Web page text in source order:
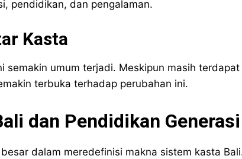
pendidikan, dan pengalaman.
Kasta
semakin umum terjadi. Meskipun masih
terbuka terhadap perubahan ini.
dan Pendidikan
dalam meredefinisi makna sistem kasta